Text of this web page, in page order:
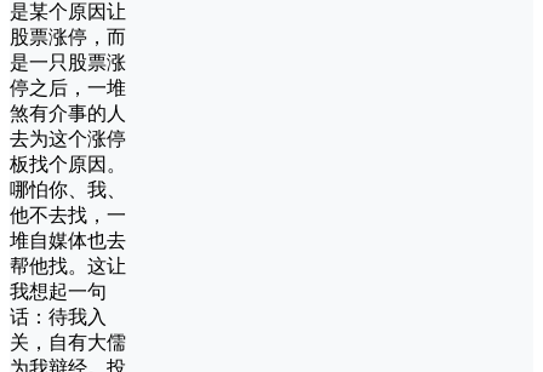
是某个原因让
股票涨停，而
是一只股票涨
停之后，一堆
煞有介事的人
去为这个涨停
板找个原因。
哪怕你、我、
他不去找，一
堆自媒体也去
帮他找。这让
我想起一句
话：待我入
关，自有大儒
为我辩经。投